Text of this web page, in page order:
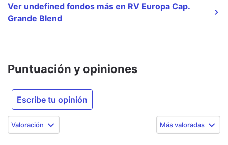
Ver undefined fondos más en RV Europa Cap.
Grande Blend
Puntuación y opiniones
Escribe tu opinión
Valoración Más valoradas